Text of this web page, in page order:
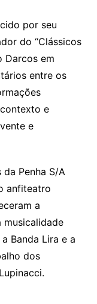
por seu
do “Clássicos
Darcos em
entre os
e
e
Penha S/A
anfiteatro
a
musicalidade
Banda Lira e a
dos